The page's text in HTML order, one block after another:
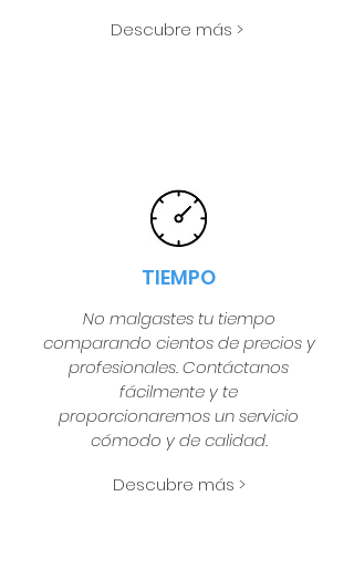
Descubre más >
TIEMPO
No malgastes tu tiempo
comparando cientos de precios y
profesionales. Contáctanos
fácilmente y te
proporcionaremos un servicio
cómodo y de calidad.
Descubre más >